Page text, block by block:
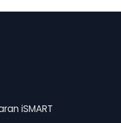
iSMART